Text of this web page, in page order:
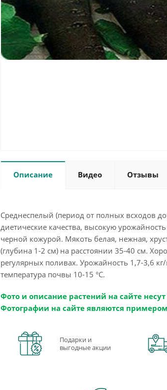
Описание Видео Отзывы
Среднеспелый (период от полных всходов
диетические качества, высокую
черной кожурой. Мякоть белая, нежная,
(глубина 1-2 см) на расстоянии 35-40 см.
регулярных поливах. Урожайность 1,7-3,6
температура почвы 10-15 °C.
Фото и описание растений на сайте
Фотографии на сайте являются
Подарки и
выгодные акции